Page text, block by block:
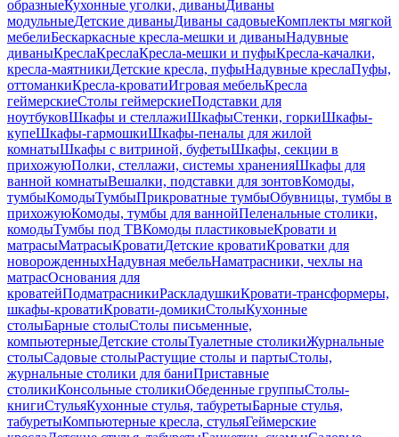
образныеКухонные уголки, диваныДиваны
модульныеДетские диваныДиваны садовыеКомплекты мягкой
мебелиБескаркасные кресла-мешки и диваныНадувные
диваныКреслаКреслаКресла-мешки и пуфыКресла-качалки,
кресла-маятникиДетские кресла, пуфыНадувные креслаПуфы,
оттоманкиКресла-кроватиИгровая мебельКресла
геймерскиеСтолы геймерскиеПодставки для
ноутбуковШкафы и стеллажиШкафыСтенки, горкиШкафы-
купеШкафы-гармошкиШкафы-пеналы для жилой
комнатыШкафы с витриной, буфетыШкафы, секции в
прихожуюПолки, стеллажи, системы храненияШкафы для
ванной комнатыВешалки, подставки для зонтовКомоды,
тумбыКомодыТумбыПрикроватные тумбыОбувницы, тумбы в
прихожуюКомоды, тумбы для ваннойПеленальные столики,
комодыТумбы под ТВКомоды пластиковыеКровати и
матрасыМатрасыКроватиДетские кроватиКроватки для
новорожденныхНадувная мебельНаматрасники, чехлы на
матрасОснования для
кроватейПодматрасникиРаскладушкиКровати-трансформеры,
шкафы-кроватиКровати-домикиСтолыКухонные
столыБарные столыСтолы письменные,
компьютерныеДетские столыТуалетные столикиЖурнальные
столыСадовые столыРастущие столы и партыСтолы,
журнальные столики для баниПриставные
столикиКонсольные столикиОбеденные группыСтолы-
книгиСтульяКухонные стулья, табуретыБарные стулья,
табуретыКомпьютерные кресла, стульяГеймерские